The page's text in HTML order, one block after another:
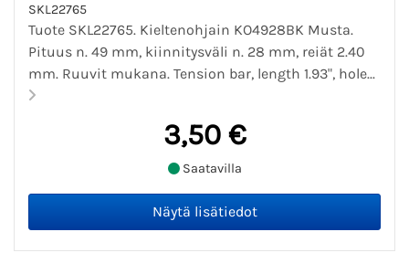
SKL22765
Tuote SKL22765. Kieltenohjain KO4928BK Musta.
Pituus n. 49 mm, kiinnitysväli n. 28 mm, reiät 2.40
mm. Ruuvit mukana. Tension bar, length 1.93", hole...
3,50 €
Saatavilla